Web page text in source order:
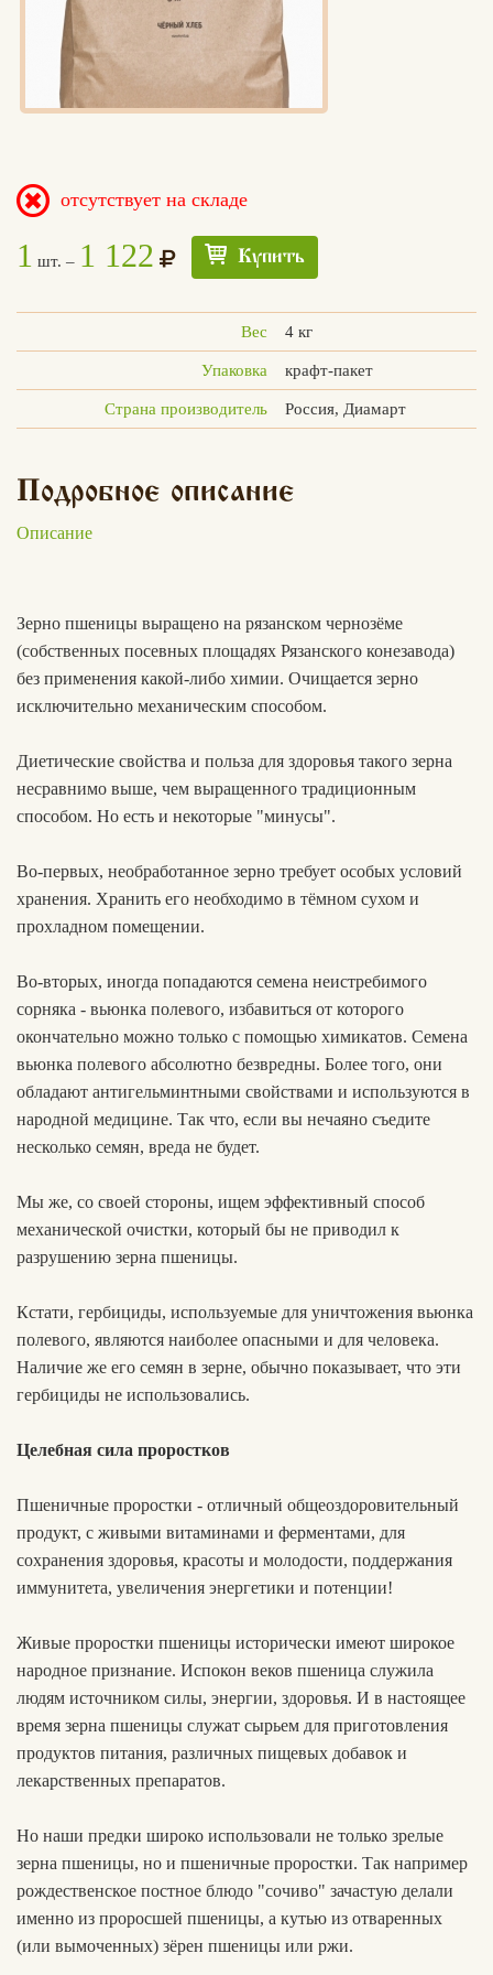
Едлин
отсутствует на складе
1 шт. – 1 122 Купить
Вес 4 кг
Упаковка крафт-пакет
Страна производитель Россия, Диамарт
Подробное описание
Описание
Зерно пшеницы выращено на рязанском чернозёме
(собственных посевных площадях Рязанского конезавода)
без применения какой-либо химии. Очищается зерно
исключительно механическим способом.
Диетические свойства и польза для здоровья такого зерна
несравнимо выше, чем выращенного традиционным
способом. Но есть и некоторые "минусы".
Во-первых, необработанное зерно требует особых условий
хранения. Хранить его необходимо в тёмном сухом и
прохладном помещении.
Во-вторых, иногда попадаются семена неистребимого
сорняка - вьюнка полевого, избавиться от которого
окончательно можно только с помощью химикатов. Семена
вьюнка полевого абсолютно безвредны. Более того, они
обладают антигельминтными свойствами и используются в
народной медицине. Так что, если вы нечаяно съедите
несколько семян, вреда не будет.
Мы же, со своей стороны, ищем эффективный способ
механической очистки, который бы не приводил к
разрушению зерна пшеницы.
Кстати, гербициды, используемые для уничтожения вьюнка
полевого, являются наиболее опасными и для человека.
Наличие же его семян в зерне, обычно показывает, что эти
гербициды не использовались.
Целебная сила проростков
Пшеничные проростки - отличный общеоздоровительный
продукт, с живыми витаминами и ферментами, для
сохранения здоровья, красоты и молодости, поддержания
иммунитета, увеличения энергетики и потенции!
Живые проростки пшеницы исторически имеют широкое
народное признание. Испокон веков пшеница служила
людям источником силы, энергии, здоровья. И в настоящее
время зерна пшеницы служат сырьем для приготовления
продуктов питания, различных пищевых добавок и
лекарственных препаратов.
Но наши предки широко использовали не только зрелые
зерна пшеницы, но и пшеничные проростки. Так например
рождественское постное блюдо "сочиво" зачастую делали
именно из проросшей пшеницы, а кутью из отваренных
(или вымоченных) зёрен пшеницы или ржи.